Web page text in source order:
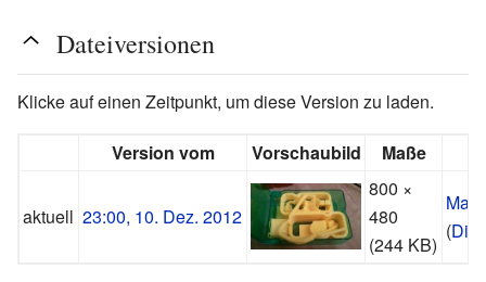
Dateiversionen
Klicke auf einen Zeitpunkt, um diese Version zu laden.
Version vom Vorschaubild Maße
aktuell 23:00, 10. Dez. 2012
800 ×
480
(244 KB)
(